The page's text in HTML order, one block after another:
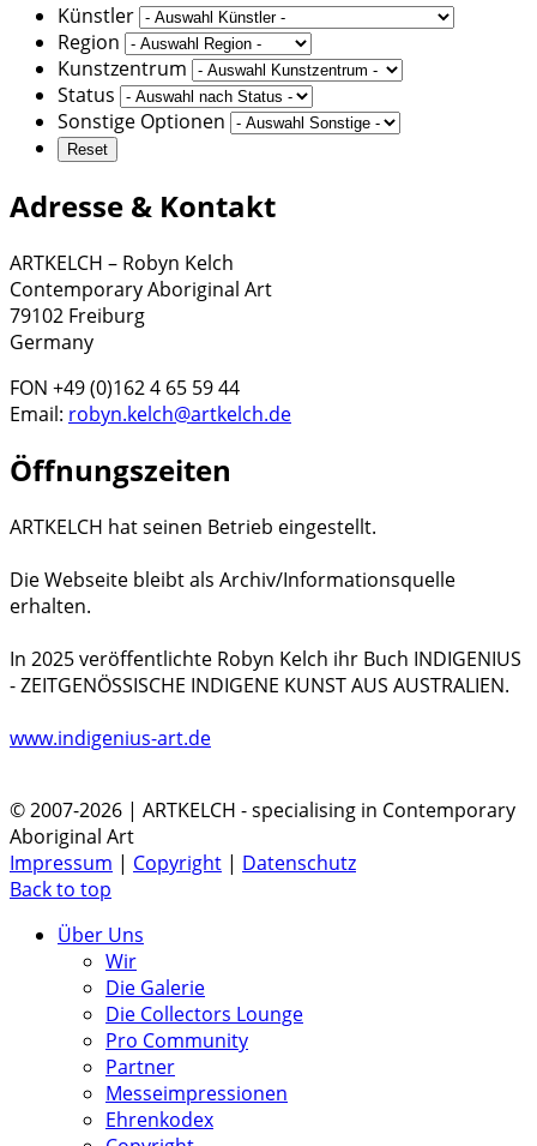
Künstler
Region
Kunstzentrum
Status
Sonstige Optionen
Adresse & Kontakt
ARTKELCH – Robyn Kelch
Contemporary Aboriginal Art
79102 Freiburg
Germany
FON +49 (0)162 4 65 59 44
Email: robyn.kelch@artkelch.de
Öffnungszeiten
ARTKELCH hat seinen Betrieb eingestellt.
Die Webseite bleibt als Archiv/Informationsquelle
erhalten.
In 2025 veröffentlichte Robyn Kelch ihr Buch INDIGENIUS
- ZEITGENÖSSISCHE INDIGENE KUNST AUS AUSTRALIEN.
www.indigenius-art.de
© 2007-2026 | ARTKELCH - specialising in Contemporary
Aboriginal Art
Impressum | Copyright | Datenschutz
Back to top
Über Uns
Wir
Die Galerie
Die Collectors Lounge
Pro Community
Partner
Messeimpressionen
Ehrenkodex